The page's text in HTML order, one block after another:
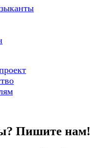
Пишите нам!